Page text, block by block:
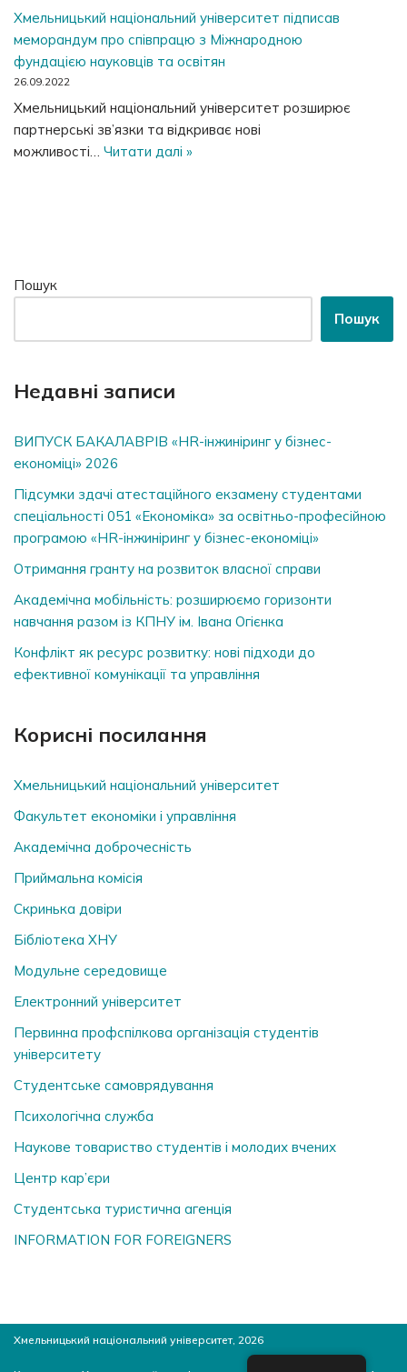
Хмельницький національний університет підписав
меморандум про співпрацю з Міжнародною
фундацією науковців та освітян
26.09.2022
Хмельницький національний університет розширює
партнерські зв’язки та відкриває нові
можливості… Читати далі »
Пошук
Пошук
Недавні записи
ВИПУСК БАКАЛАВРІВ «HR-інжиніринг у бізнес-
економіці» 2026
Підсумки здачі атестаційного екзамену студентами
спеціальності 051 «Економіка» за освітньо-професійною
програмою «HR-інжиніринг у бізнес-економіці»
Отримання гранту на розвиток власної справи
Академічна мобільність: розширюємо горизонти
навчання разом із КПНУ ім. Івана Огієнка
Конфлікт як ресурс розвитку: нові підходи до
ефективної комунікації та управління
Корисні посилання
Хмельницький національний університет
Факультет економіки і управління
Академічна доброчесність
Приймальна комісія
Скринька довiри
Бібліотека ХНУ
Модульне середовище
Електронний університет
Первинна профспілкова організація студентів
університету
Студентське самоврядування
Психологічна служба
Наукове товариство студентів і молодих вчених
Центр кар’єри
Студентська туристична агенція
INFORMATION FOR FOREIGNERS
Хмельницький національний університет, 2026